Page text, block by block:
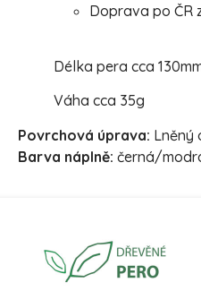
Doprava po ČR
Délka pera cca
Váha cca 35g
Povrchová úprava: Lněný
Barva náplně: černá/